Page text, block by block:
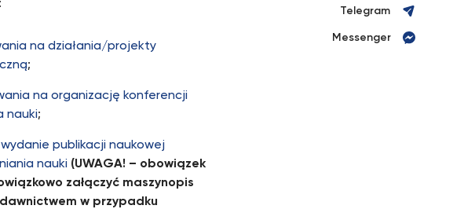
na działania/projekty
;
na organizację konferencji
nauki;
publikacji naukowej
nauki (UWAGA! – obowiązek
załączyć maszynopis
w przypadku
Telegram
Messenger